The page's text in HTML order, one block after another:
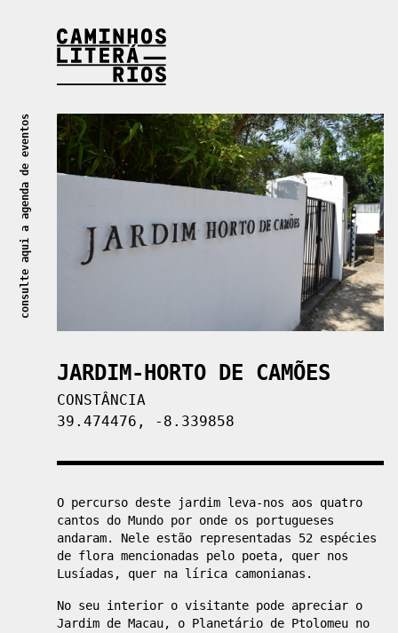
consulte aqui a agenda de eventos
JARDIM-HORTO DE CAMÕES
CONSTÂNCIA
39.474476, -8.339858
O percurso deste jardim leva-nos aos quatro
cantos do Mundo por onde os portugueses
andaram. Nele estão representadas 52 espécies
de flora mencionadas pelo poeta, quer nos
Lusíadas, quer na lírica camonianas.
No seu interior o visitante pode apreciar o
Jardim de Macau, o Planetário de Ptolomeu no